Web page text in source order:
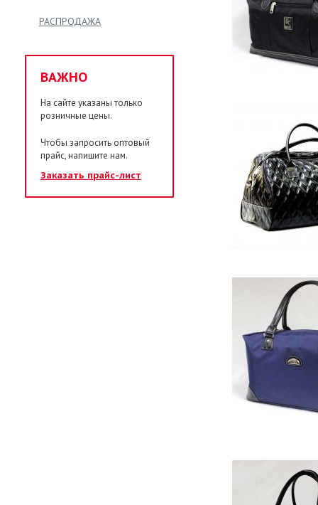
РАСПРОДАЖА
ВАЖНО
На сайте указаны только
розничные цены.
Чтобы запросить оптовый
прайс, напишите нам.
Заказать прайс-лист